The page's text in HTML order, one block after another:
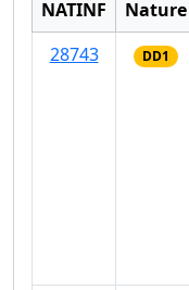
NATINF Nature
28743
DD1